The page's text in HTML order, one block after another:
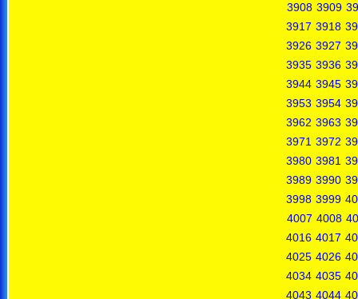
3908 3909
3917 3918
3926 3927
3935 3936
3944 3945
3953 3954
3962 3963
3971 3972
3980 3981
3989 3990
3998 3999
4007 4008
4016 4017
4025 4026
4034 4035
4043 4044